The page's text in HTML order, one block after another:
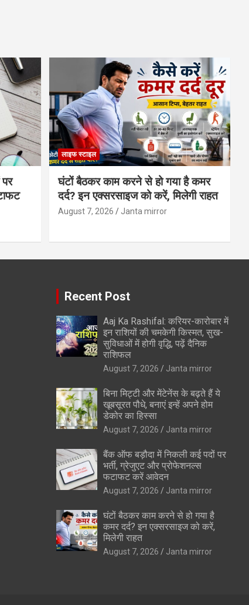
लाइफ स्टाइल
घंटों बैठकर काम करने से हो गया है कमर
दर्द? इन एक्सरसाइज को करें, मिलेगी राहत
August 7, 2026 Janta mirror
Recent Post
Aaj Ka Rashifal: करियर-कारोबार में
इन राशियों की चमकेगी किस्मत, सुख-
सुविधाओं में होगी वृद्धि, पढ़ें दैनिक
राशिफल
August 7, 2026 Janta mirror
बिना मिट्टी और मेंटेनेंस के बढ़ते हैं ये
खूबसूरत पौधे, बनाएं इन्‍हें अपने होम
डेकोर का हिस्‍सा
August 7, 2026 Janta mirror
बैंक ऑफ बड़ौदा में निकली कई पदों पर
भर्ती, ग्रेजुएट और प्रोफेशनल्स
फटाफट करें आवेदन
August 7, 2026 Janta mirror
घंटों बैठकर काम करने से हो गया है
कमर दर्द? इन एक्सरसाइज को करें,
मिलेगी राहत
August 7, 2026 Janta mirror